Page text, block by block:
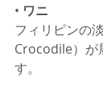
• ワニ
フィリピンの
Crocodile）が
す。